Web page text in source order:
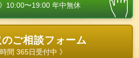
》10:00〜19:00 年中無休
のご相談フォーム
時間 365日受付中 》